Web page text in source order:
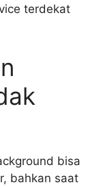
terdekat
bisa
bahkan saat